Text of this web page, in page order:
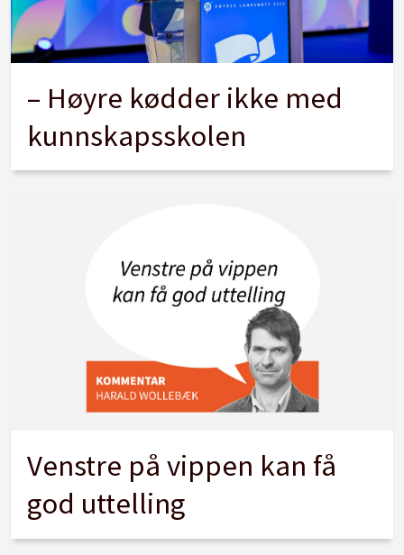
– Høyre kødder ikke med
kunnskapsskolen
Venstre på vippen kan få
god uttelling